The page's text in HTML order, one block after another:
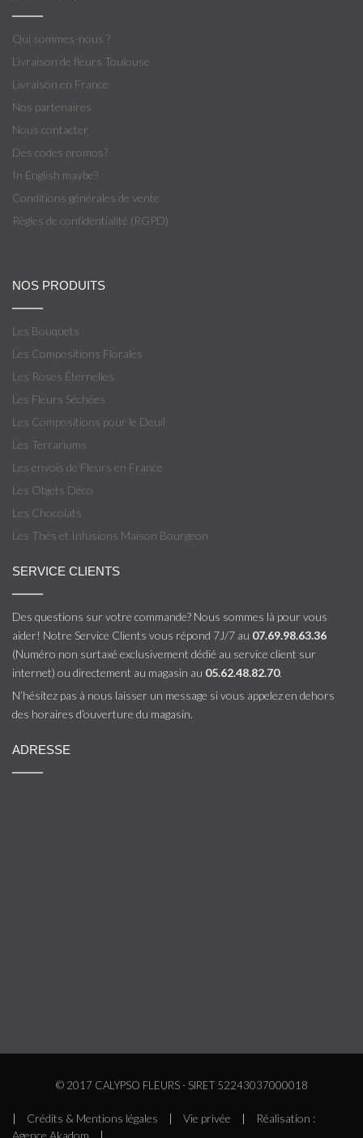
Qui sommes-nous ?
Livraison de fleurs Toulouse
Livraison en France
Nos partenaires
Nous contacter
Des codes promos?
In English maybe?
Conditions générales de vente
Règles de confidentialité (RGPD)
NOS PRODUITS
Les Bouquets
Les Compositions Florales
Les Roses Éternelles
Les Fleurs Séchées
Les Compositions pour le Deuil
Les Terrariums
Les envois de Fleurs en France
Les Objets Déco
Les Chocolats
Les Thés et Infusions Maison Bourgeon
SERVICE CLIENTS
Des questions sur votre commande? Nous sommes là pour vous
aider! Notre Service Clients vous répond 7J/7 au 07.69.98.63.36
(Numéro non surtaxé exclusivement dédié au service client sur
internet) ou directement au magasin au 05.62.48.82.70.
N’hésitez pas à nous laisser un message si vous appelez en dehors
des horaires d’ouverture du magasin.
ADRESSE
© 2017 CALYPSO FLEURS - SIRET 52243037000018
| Crédits & Mentions légales | Vie privée |
Réalisation :